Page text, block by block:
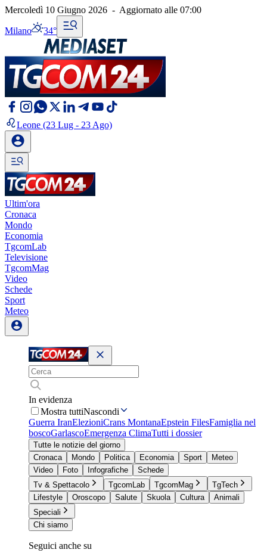
Mercoledì 10 Giugno 2026 - Aggiornato alle 07:00
Milano 34°
Leone (23 Lug - 23 Ago)
Ultim'ora
Cronaca
Mondo
Economia
TgcomLab
Televisione
TgcomMag
Video
Schede
Sport
Meteo
In evidenza
Mostra tuttiNascondi
Guerra IranElezioniCrans MontanaEpstein FilesFamiglia nel
boscoGarlascoEmergenza ClimaTutti i dossier
Tutte le notizie del giorno
Cronaca
Mondo Politica Economia Sport
Meteo
Video
Foto Infografiche
Schede
Tv & Spettacolo
TgcomLab TgcomMag
TgTech
Lifestyle
Oroscopo Salute Skuola Cultura
Animali
Speciali
Chi siamo
Seguici anche su